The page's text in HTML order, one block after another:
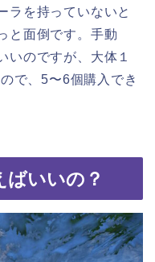
ラを持っていないと
と面倒です。手動
いのですが、大体１
で、5〜6個購入でき
ばいいの？